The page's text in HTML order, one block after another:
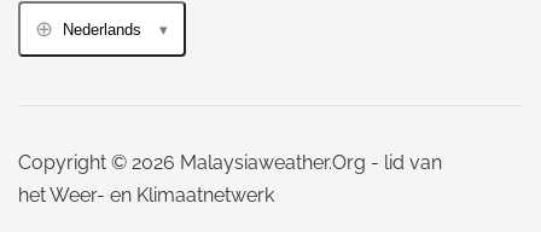
Nederlands
Copyright © 2026 Malaysiaweather.Org - lid van
het Weer- en Klimaatnetwerk